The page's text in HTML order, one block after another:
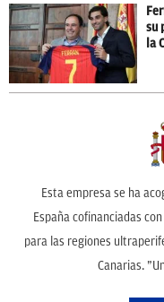
su
la
Esta empresa se ha
España cofinanciadas
para las regiones
Canarias.